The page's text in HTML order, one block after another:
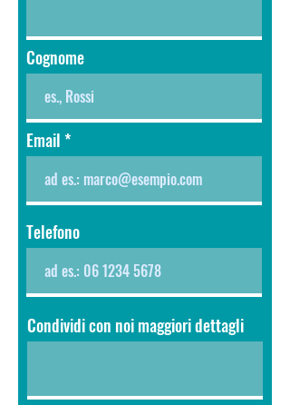
Cognome
Email
Telefono
Condividi con noi maggiori dettagli